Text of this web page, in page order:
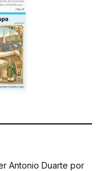
Antonio Duarte por